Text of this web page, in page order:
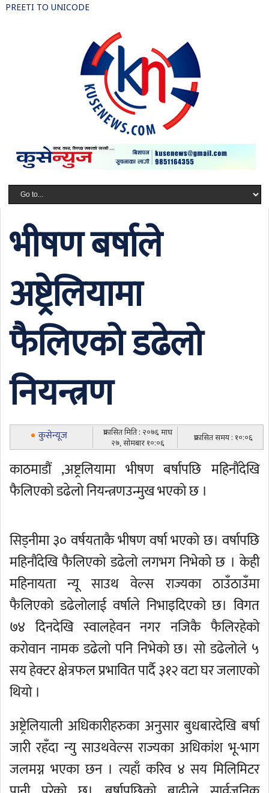
PREETI TO UNICODE
भीषण बर्षाले
अष्ट्रेलियामा
फैलिएको डढेलो
नियन्त्रण
कुसेन्यूज
प्रकासित मिति : २०७६ माघ
२७, सोमबार १०:०६
प्रकासित समय : १०:०६
काठमाडौं ,अष्ट्रलियामा भीषण बर्षापछि महिनौंदेखि
फैलिएको डढेलो नियन्त्रणउन्मुख भएको छ ।
सिड्नीमा ३० वर्षयताकै भीषण वर्षा भएको छ। वर्षापछि
महिनौंदेखि फैलिएको डढेलो लगभग निभेको छ । केही
महिनायता न्यू साउथ वेल्स राज्यका ठाउँठाउँमा
फैलिएको डढेलोलाई वर्षाले निभाइदिएको छ। विगत
७४ दिनदेखि स्वालहेवन नगर नजिकै फैलिरहेको
करोवान नामक डढेलो पनि निभेको छ। सो डढेलोले ५
सय हेक्टर क्षेत्रफल प्रभावित पार्दै ३१२ वटा घर जलाएको
थियो ।
अष्ट्रेलियाली अधिकारीहरुका अनुसार बुधबारदेखि बर्षा
जारी रहँदा न्यु साउथवेल्स राज्यका अधिकांश भू-भाग
जलमग्न भएका छन । त्यहाँ करिव ४ सय मिलिमिटर